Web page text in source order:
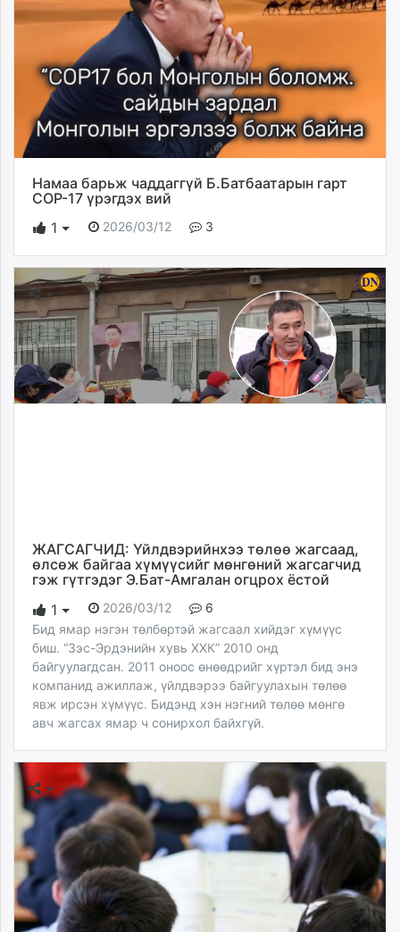
Намаа барьж чаддаггүй Б.Батбаатарын гарт
СОP-17 үрэгдэх вий
1
2026/03/12 3
ЖАГСАГЧИД: Үйлдвэрийнхээ төлөө жагсаад,
өлсөж байгаа хүмүүсийг мөнгөний жагсагчид
гэж гүтгэдэг Э.Бат-Амгалан огцрох ёстой
1
2026/03/12
6
Бид ямар нэгэн төлбөртэй жагсаал хийдэг хүмүүс
биш. “Зэс-Эрдэнийн хувь ХХК” 2010 онд
байгуулагдсан. 2011 оноос өнөөдрийг хүртэл бид энэ
компанид ажиллаж, үйлдвэрээ байгуулахын төлөө
явж ирсэн хүмүүс. Бидэнд хэн нэгний төлөө мөнгө
авч жагсах ямар ч сонирхол байхгүй.